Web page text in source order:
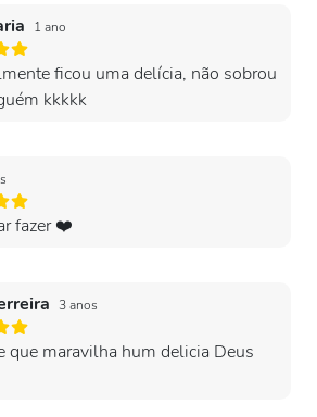
1 ano
ficou uma delícia, não sobrou
kkkkk
fazer ❤️
3 anos
que maravilha hum delicia Deus